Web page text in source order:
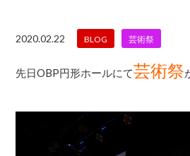
2020.02.22 BLOG 芸術祭
先日OBP円形ホールにて芸術祭